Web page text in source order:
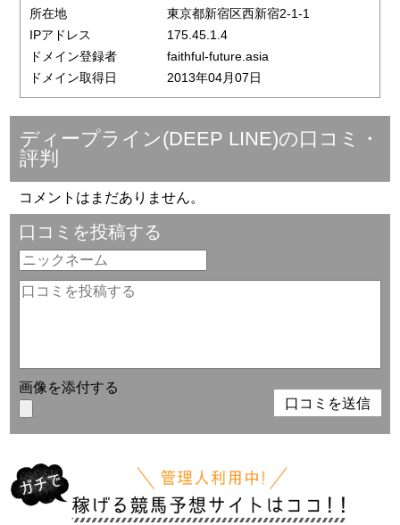
所在地
東京都新宿区西新宿2-1-1
IPアドレス
175.45.1.4
ドメイン登録者
faithful-future.asia
ドメイン取得日
2013年04月07日
ディープライン(DEEP LINE)の口コミ・
評判
コメントはまだありません。
口コミを投稿する
画像を添付する